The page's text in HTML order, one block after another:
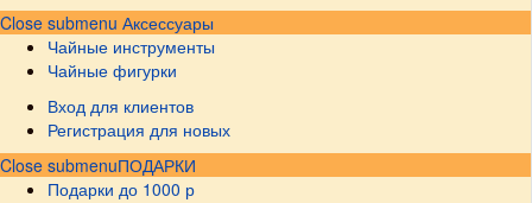
Close submenu Аксессуары
Чайные инструменты
Чайные фигурки
Вход для клиентов
Регистрация для новых
Close submenuПОДАРКИ
Подарки до 1000 р